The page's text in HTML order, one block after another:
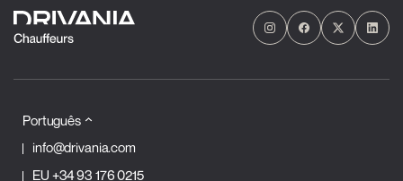
Português
info@drivania.com
EU +34 93 176 0215